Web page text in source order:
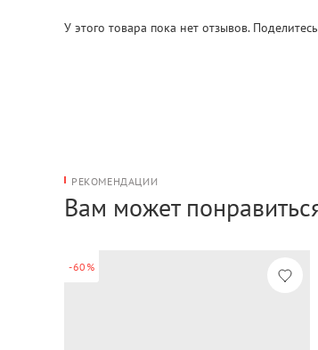
У этого товара пока нет отзывов.
РЕКОМЕНДАЦИИ
Вам может
-60%